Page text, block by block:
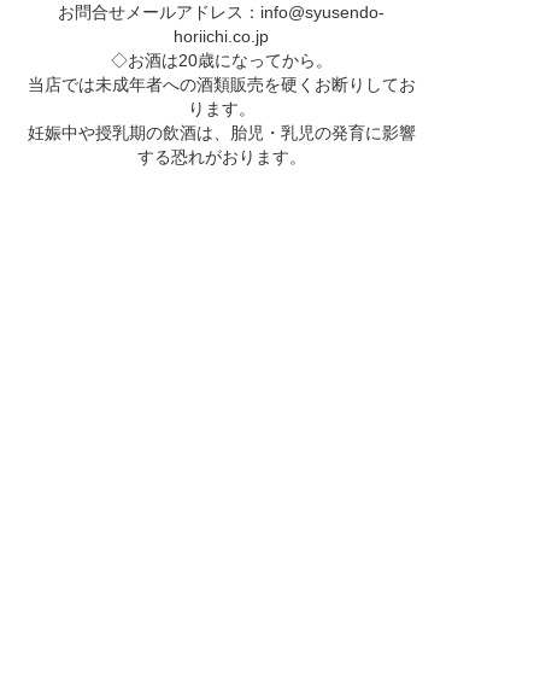
お問合せメールアドレス： info@syusendo-
horiichi.co.jp
◇お酒は20歳になってから。
当店では未成年者への酒類販売を硬くお断りしてお
ります。
妊娠中や授乳期の飲酒は、胎児・乳児の発育に影響
する恐れがおります。